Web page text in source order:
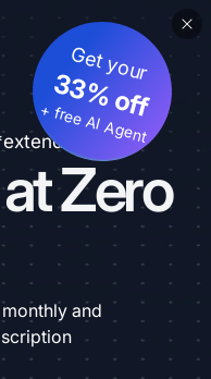
Zero
Get your
33% off
+ free AI Agent
and